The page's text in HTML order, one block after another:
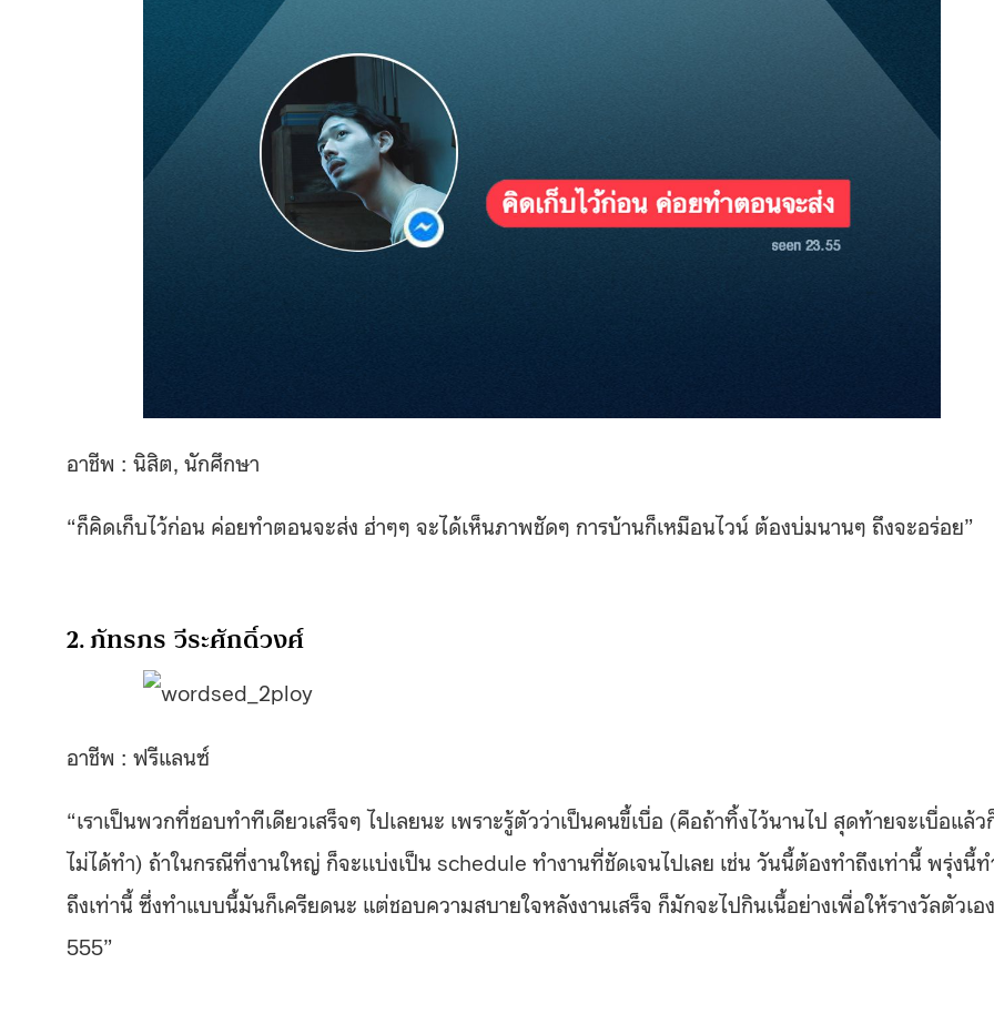
อาชีพ : นิสิต, นักศึกษา
“ก็คิดเก็บไว้ก่อน ค่อยทำตอนจะส่ง ฮ่าๆๆ จะได้เห็นภาพชัดๆ การบ้านก็เหมือนไวน์ ต้องบ่มนานๆ ถึงจะอร่อย”
2. ภัทรภร วีระศักดิ์วงศ์
อาชีพ : ฟรีแลนซ์
“เราเป็นพวกที่ชอบทำทีเดียวเสร็จๆ ไปเลยนะ เพราะรู้ตัวว่าเป็นคนขี้เบื่อ (คือถ้าทิ้งไว้นานไป สุดท้ายจะเบื่อแล้ว
ไม่ได้ทำ) ถ้าในกรณีที่งานใหญ่ ก็จะเเบ่งเป็น schedule ทำงานที่ชัดเจนไปเลย เช่น วันนี้ต้องทำถึงเท่านี้ พรุ่งนี้ท
ถึงเท่านี้ ซึ่งทำแบบนี้มันก็เครียดนะ แต่ชอบความสบายใจหลังงานเสร็จ ก็มักจะไปกินเนื้อย่างเพื่อให้รางวัลตัวเอง
555”